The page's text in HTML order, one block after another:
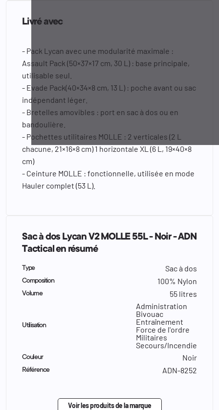
Livré avec
- Pack Lycan avec une modularité maximale :
Assault Pack (50×37×17 cm, 30 L) : base principale,
utilisable seul.
- Evade Pack(40×34×8 cm, 13 L) : poche avant ou sac
indépendant léger.
- Bretelles amovibles : port en sac à dos ou en
bandoulière.
- Pochettes utilitaires MOLLE : 2 verticales (2 L
chacune, 21×16×8 cm) 1 horizontale XL (6 L, 19×40×8
cm)
- Ceinture MOLLE : fonctionnelle, utilisée en mode
Hauler complet (53 L).
Sac à dos Lycan V2 MOLLE 55L - Noir - ADN
Tactical en résumé
Type Sac à dos
Composition 100% Nylon
Volume 55 litres
Utilisation
Administration
Bivouac
Entraînement
Force de l'ordre
Militaires
Secours/Incendie
Couleur Noir
Référence ADN-8252
Voir les produits de la marque